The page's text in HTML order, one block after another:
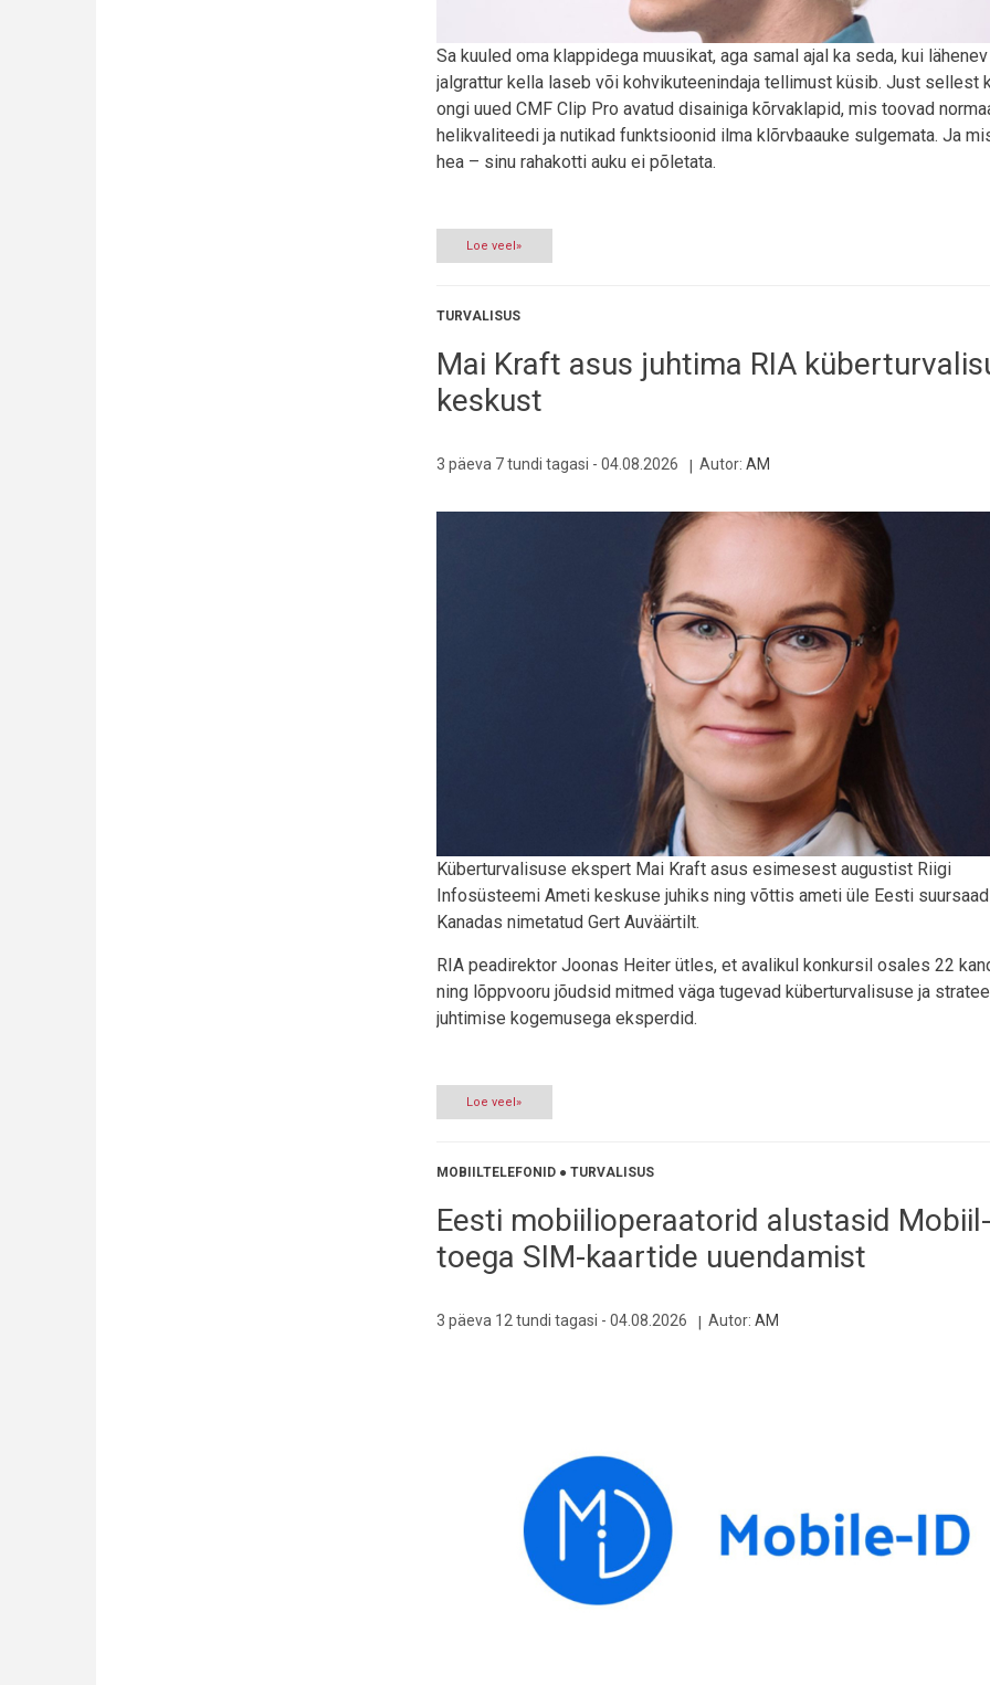
Sa kuuled oma klappidega muusikat, aga samal ajal ka seda, kui lähenev
jalgrattur kella laseb või kohvikuteenindaja tellimust küsib. Just sellest
ongi uued CMF Clip Pro avatud disainiga kõrvaklapid, mis toovad
helikvaliteedi ja nutikad funktsioonid ilma klõrvbaauke sulgemata. Ja
hea – sinu rahakotti auku ei põletata.
Loe veel»
TURVALISUS
Mai Kraft asus juhtima RIA
keskust
3 päeva 7 tundi tagasi - 04.08.2026 Autor: AM
Küberturvalisuse ekspert Mai Kraft asus esimesest augustist Riigi
Infosüsteemi Ameti keskuse juhiks ning võttis ameti üle Eesti
Kanadas nimetatud Gert Auväärtilt.
RIA peadirektor Joonas Heiter ütles, et avalikul konkursil osales 22
ning lõppvooru jõudsid mitmed väga tugevad küberturvalisuse ja
juhtimise kogemusega eksperdid.
Loe veel»
MOBIILTELEFONID● TURVALISUS
Eesti mobiilioperaatorid alustasid
toega SIM-kaartide uuendamist
3 päeva 12 tundi tagasi - 04.08.2026 Autor: AM